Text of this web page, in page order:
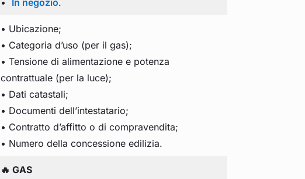
• In negozio.
• Ubicazione;
• Categoria d’uso (per il gas);
• Tensione di alimentazione e potenza
contrattuale (per la luce);
• Dati catastali;
• Documenti dell’intestatario;
• Contratto d’affitto o di compravendita;
• Numero della concessione edilizia.
🔥 GAS